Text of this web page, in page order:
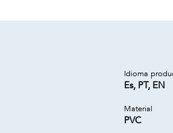
Idioma
Es, PT, EN
Material
PVC